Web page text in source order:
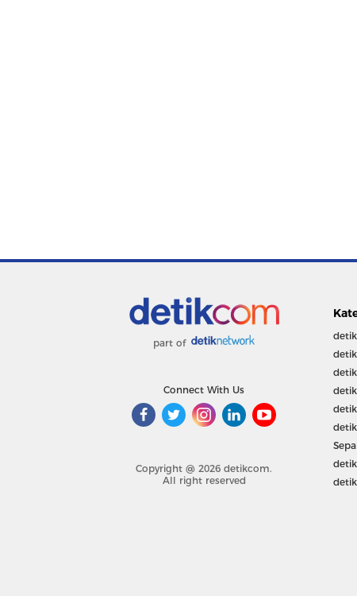
part of
Connect With Us
Copyright @ 2026 detikcom.
All right reserved